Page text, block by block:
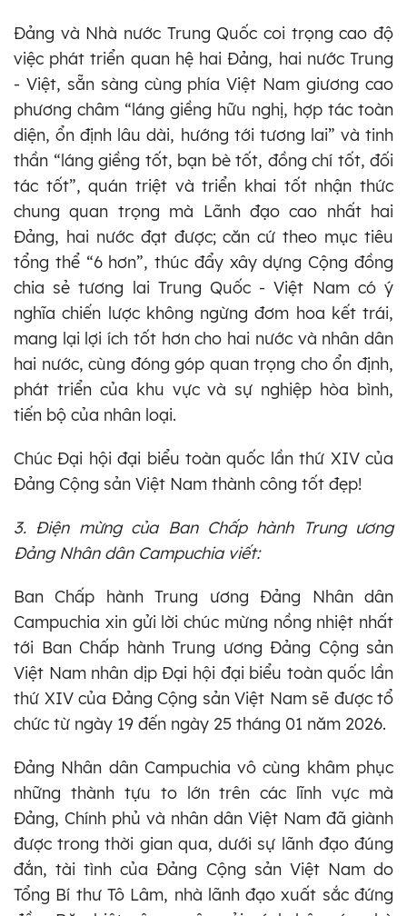
Đảng và Nhà nước Trung Quốc coi trọng cao độ
việc phát triển quan hệ hai Đảng, hai nước Trung
- Việt, sẵn sàng cùng phía Việt Nam giương cao
phương châm “láng giềng hữu nghị, hợp tác toàn
diện, ổn định lâu dài, hướng tới tương lai” và tinh
thần “láng giềng tốt, bạn bè tốt, đồng chí tốt, đối
tác tốt”, quán triệt và triển khai tốt nhận thức
chung quan trọng mà Lãnh đạo cao nhất hai
Đảng, hai nước đạt được; căn cứ theo mục tiêu
tổng thể “6 hơn”, thúc đẩy xây dựng Cộng đồng
chia sẻ tương lai Trung Quốc - Việt Nam có ý
nghĩa chiến lược không ngừng đơm hoa kết trái,
mang lại lợi ích tốt hơn cho hai nước và nhân dân
hai nước, cùng đóng góp quan trọng cho ổn định,
phát triển của khu vực và sự nghiệp hòa bình,
tiến bộ của nhân loại.
Chúc Đại hội đại biểu toàn quốc lần thứ XIV của
Đảng Cộng sản Việt Nam thành công tốt đẹp!
3. Điện mừng của Ban Chấp hành Trung ương
Đảng Nhân dân Campuchia viết:
Ban Chấp hành Trung ương Đảng Nhân dân
Campuchia xin gửi lời chúc mừng nồng nhiệt nhất
tới Ban Chấp hành Trung ương Đảng Cộng sản
Việt Nam nhân dịp Đại hội đại biểu toàn quốc lần
thứ XIV của Đảng Cộng sản Việt Nam sẽ được tổ
chức từ ngày 19 đến ngày 25 tháng 01 năm 2026.
Đảng Nhân dân Campuchia vô cùng khâm phục
những thành tựu to lớn trên các lĩnh vực mà
Đảng, Chính phủ và nhân dân Việt Nam đã giành
được trong thời gian qua, dưới sự lãnh đạo đúng
đắn, tài tình của Đảng Cộng sản Việt Nam do
Tổng Bí thư Tô Lâm, nhà lãnh đạo xuất sắc đứng